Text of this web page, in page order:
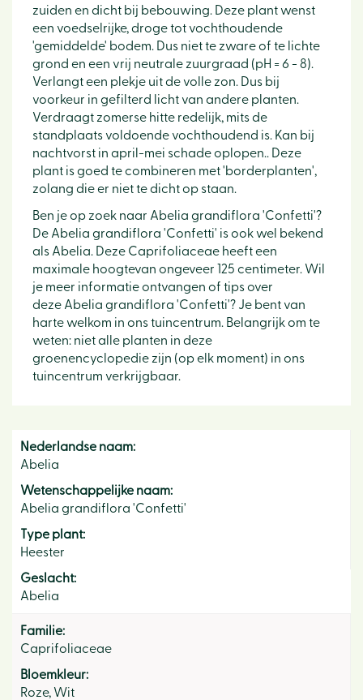
zuiden en dicht bij bebouwing. Deze plant wenst
een voedselrijke, droge tot vochthoudende
'gemiddelde' bodem. Dus niet te zware of te lichte
grond en een vrij neutrale zuurgraad (pH = 6 - 8).
Verlangt een plekje uit de volle zon. Dus bij
voorkeur in gefilterd licht van andere planten.
Verdraagt zomerse hitte redelijk, mits de
standplaats voldoende vochthoudend is. Kan bij
nachtvorst in april-mei schade oplopen.. Deze
plant is goed te combineren met 'borderplanten',
zolang die er niet te dicht op staan.
Ben je op zoek naar Abelia grandiflora 'Confetti'?
De Abelia grandiflora 'Confetti' is ook wel bekend
als Abelia. Deze Caprifoliaceae heeft een
maximale hoogtevan ongeveer 125 centimeter. Wil
je meer informatie ontvangen of tips over
deze Abelia grandiflora 'Confetti'? Je bent van
harte welkom in ons tuincentrum. Belangrijk om te
weten: niet alle planten in deze
groenencyclopedie zijn (op elk moment) in ons
tuincentrum verkrijgbaar.
Nederlandse naam:
Abelia
Wetenschappelijke naam:
Abelia grandiflora 'Confetti'
Type plant:
Heester
Geslacht:
Abelia
Familie:
Caprifoliaceae
Bloemkleur:
Roze, Wit